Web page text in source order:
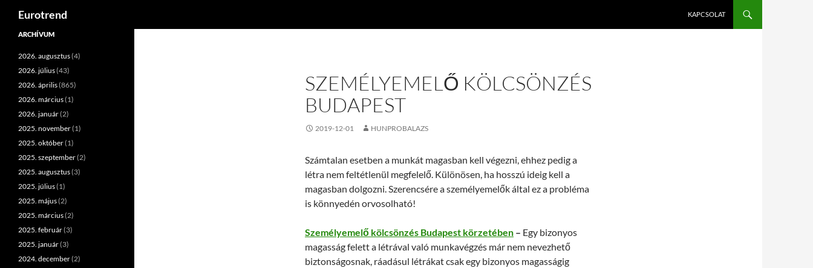
Kilépés
Eurotrend KAPCSOLAT
SZEMÉLYEMELŐ KÖLCSÖNZÉS
BUDAPEST
2019-12-01 HUNPROBALAZS
Számtalan esetben a munkát magasban kell végezni, ehhez pedig a
létra nem feltétlenül megfelelő. Különösen, ha hosszú ideig kell a
magasban dolgozni. Szerencsére a személyemelők által ez a probléma
is könnyedén orvosolható!
Személyemelő kölcsönzés Budapest körzetében – Egy bizonyos
magasság felett a létrával való munkavégzés már nem nevezhető
biztonságosnak, ráadásul létrákat csak egy bizonyos magasságig
ARCHÍVUM
2026. augusztus(4)
2026. július(43)
2026. április(865)
2026. március(1)
2026. január(2)
2025. november(1)
2025. október(1)
2025. szeptember(2)
2025. augusztus(3)
2025. július(1)
2025. május(2)
2025. március(2)
2025. február(3)
2025. január(3)
2024. december(2)